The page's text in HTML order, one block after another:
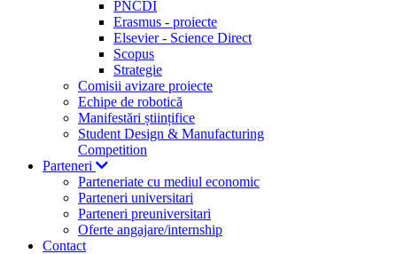
PNCDI
Erasmus - proiecte
Elsevier - Science Direct
Scopus
Strategie
Comisii avizare proiecte
Echipe de robotică
Manifestări științifice
Student Design & Manufacturing
Competition
Parteneri
Parteneriate cu mediul economic
Parteneri universitari
Parteneri preuniversitari
Oferte angajare/internship
Contact